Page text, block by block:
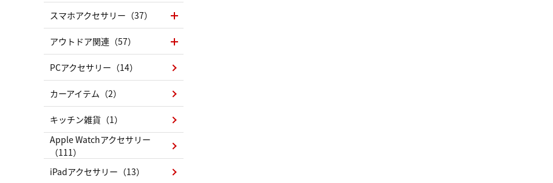
スマホアクセサリー（37）
アウトドア関連（57）
PCアクセサリー（14）
カーアイテム（2）
キッチン雑貨（1）
Apple Watchアクセサリー
（111）
iPadアクセサリー（13）